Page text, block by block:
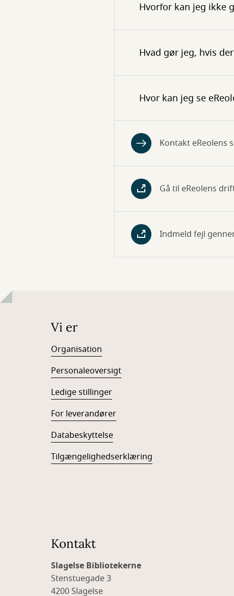
Hvorfor kan jeg ikke
Hvad gør jeg, hvis
Hvor kan jeg se
Kontakt eReolens
Gå til eReolens
Indmeld fejl
Vi er
Organisation
Personaleoversigt
Ledige stillinger
For leverandører
Databeskyttelse
Tilgængelighedserklæring
Kontakt
Slagelse Bibliotekerne
Stenstuegade 3
4200 Slagelse